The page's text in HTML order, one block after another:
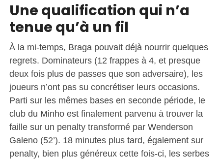
Une qualification qui n’a
tenue qu’à un fil
À la mi-temps, Braga pouvait déjà nourrir quelques
regrets. Dominateurs (12 frappes à 4, et presque
deux fois plus de passes que son adversaire), les
joueurs n’ont pas su concrétiser leurs occasions.
Parti sur les mêmes bases en seconde période, le
club du Minho est finalement parvenu à trouver la
faille sur un penalty transformé par Wenderson
Galeno (52’). 18 minutes plus tard, également sur
penalty, bien plus généreux cette fois-ci, les serbes